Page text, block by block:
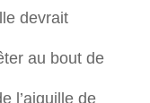
devrait
au bout de
l’aiguille de